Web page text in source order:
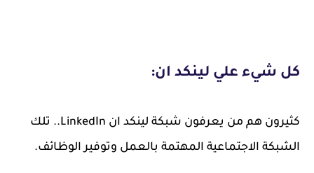
كل شيء علي لينكد ان:
كثيرون هم من يعرفون شبكة لينكد ان LinkedIn.. تلك
الشبكة الاجتماعية المهتمة بالعمل وتوفير الوظائف.